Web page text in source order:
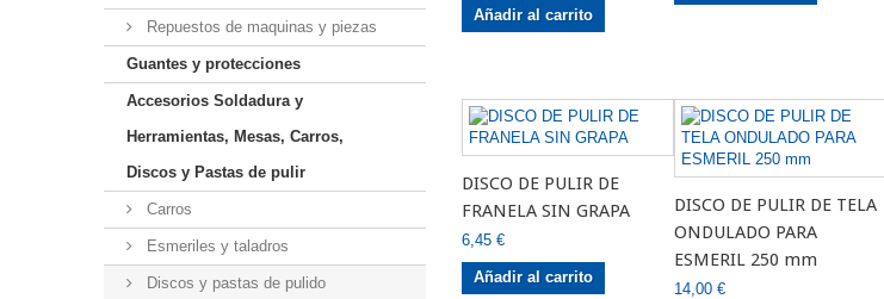
Repuestos de maquinas y piezas
Guantes y protecciones
Accesorios Soldadura y
Herramientas, Mesas, Carros,
Discos y Pastas de pulir
Carros
Esmeriles y taladros
Discos y pastas de pulido
Añadir al carrito
DISCO DE PULIR DE
FRANELA SIN GRAPA
6,45 €
Añadir al carrito
DISCO DE PULIR DE TELA
ONDULADO PARA
ESMERIL 250 mm
14,00 €